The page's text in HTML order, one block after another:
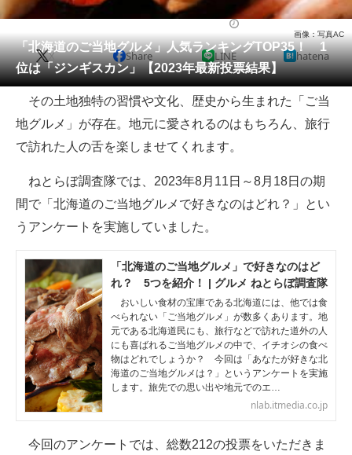
動物 リサーチ
会員記事
メディア
注目記事を集めた総合ページ
ITの今と未来を見通す
スマホと通信の最新トレンド
進化するPCとデバイスの未来
ビジネスと働き方のヒント
AI活用のいまが分かる
企業ITのトレンドを詳説
経営リーダーのコミュニティ
マーケ×ITの今がよく分かる
ITエンジニア向け専門サイト
「北海道のご当地グルメ」人気ランキングTOP35！ 1
位は「ジンギスカン」【2023年最新投票結果】
画像：写真AC
X Share LINE hatena
その土地独特の習慣や文化、歴史から生まれた「ご当
地グルメ」が存在。地元に愛されるのはもちろん、旅行
で訪れた人の舌を楽しませてくれます。
ねとらぼ調査隊では、2023年8月11日～8月18日の期
間で「北海道のご当地グルメで好きなのはどれ？」とい
うアンケートを実施していました。
「北海道のご当地グルメ」で好きなのはど
れ？ 5つを紹介！ | グルメ ねとらぼ調査隊
おいしい食材の宝庫である北海道には、他では食
べられない「ご当地グルメ」が数多くあります。地
元である北海道民にも、旅行などで訪れた道外の人
にも喜ばれるご当地グルメの中で、イチオシの食べ
物はどれでしょうか？ 今回は「あなたが好きな北
海道のご当地グルメは？」というアンケートを実施
します。旅先での思い出や地元でのエ…
nlab.itmedia.co.jp
今回のアンケートでは、総数212の投票をいただきま